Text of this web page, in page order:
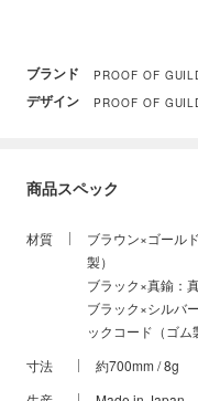
ブランド PROOF OF
デザイン PROOF OF
商品スペック
材質
ブラウン×ゴール
製）
ブラック×真鍮：
ブラック×シルバー
ックコード（ゴム
寸法
約700mm / 8g